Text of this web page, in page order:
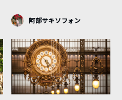
阿部サキソフォン